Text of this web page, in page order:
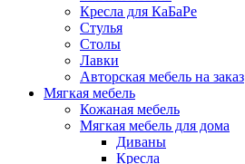
Кресла для КаБаРе
Стулья
Столы
Лавки
Авторская мебель на заказ
Мягкая мебель
Кожаная мебель
Мягкая мебель для дома
Диваны
Кресла